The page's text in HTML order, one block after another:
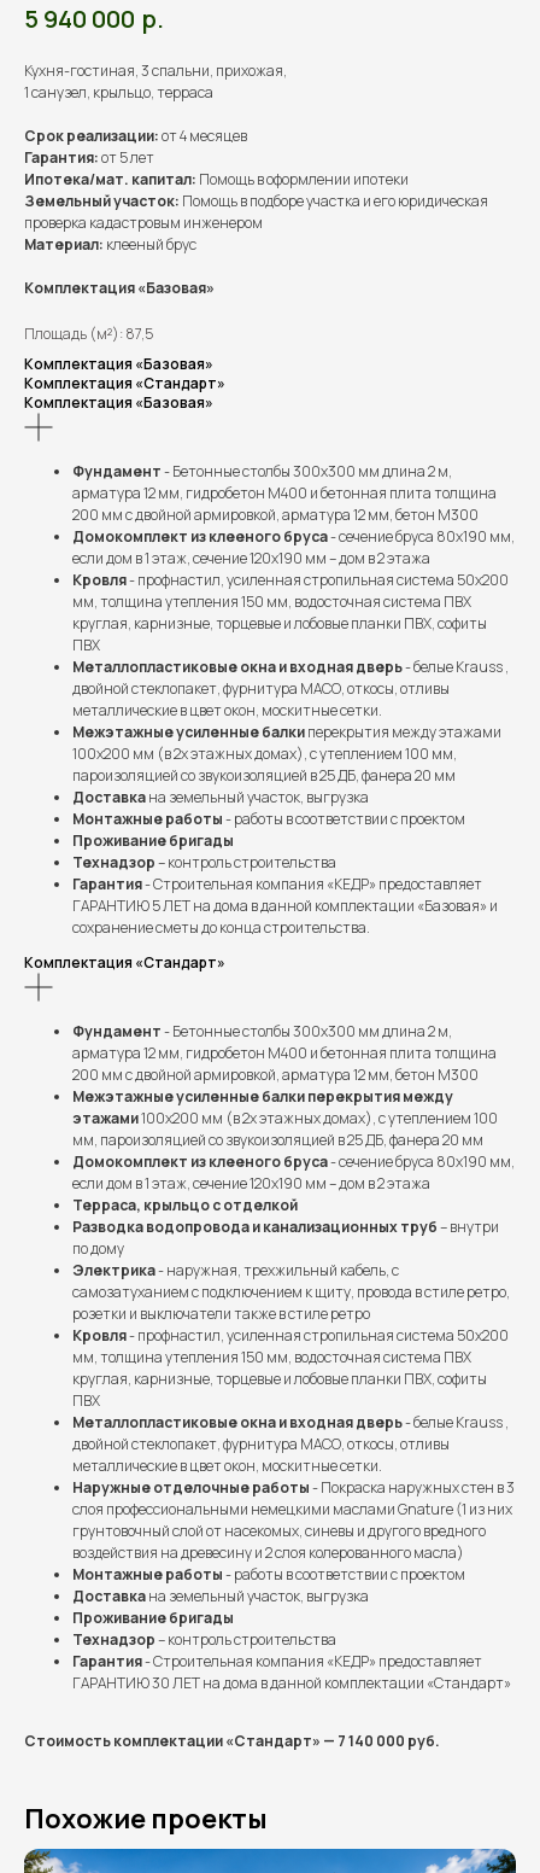
5 940 000 р.
Кухня-гостиная, 3 спальни, прихожая,
1 санузел, крыльцо, терраса
Срок реализации:от 4 месяцев
Гарантия:от 5 лет
Ипотека/мат. капитал: Помощь в оформлении ипотеки
Земельный участок: Помощь в подборе участка и его юридическая
проверка кадастровым инженером
Материал: клееный брус
Комплектация «Базовая»
Площадь (м²): 87,5
Комплектация «Базовая»
Комплектация «Стандарт»
Комплектация «Базовая»
Фундамент- Бетонные столбы 300х300 мм длина 2 м,
арматура 12 мм, гидробетон М400 и бетонная плита толщина
200 мм с двойной армировкой, арматура 12 мм, бетон М300
Домокомплект из клееного бруса- сечение бруса 80х190 мм,
если дом в 1 этаж, сечение 120х190 мм – дом в 2 этажа
Кровля- профнастил, усиленная стропильная система 50х200
мм, толщина утепления 150 мм, водосточная система ПВХ
круглая, карнизные, торцевые и лобовые планки ПВХ, софиты
ПВХ
Металлопластиковые окна и входная дверь- белые Krauss ,
двойной стеклопакет, фурнитура МАСО, откосы, отливы
металлические в цвет окон, москитные сетки.
Межэтажные усиленные балкиперекрытия между этажами
100х200 мм (в 2х этажных домах), с утеплением 100 мм,
пароизоляцией со звукоизоляцией в 25 ДБ, фанера 20 мм
Доставкана земельный участок, выгрузка
Монтажные работы- работы в соответствии с проектом
Проживание бригады
Технадзор– контроль строительства
Гарантия- Строительная компания «КЕДР» предоставляет
ГАРАНТИЮ 5 ЛЕТ на дома в данной комплектации «Базовая» и
сохранение сметы до конца строительства.
Комплектация «Стандарт»
Фундамент- Бетонные столбы 300х300 мм длина 2 м,
арматура 12 мм, гидробетон М400 и бетонная плита толщина
200 мм с двойной армировкой, арматура 12 мм, бетон М300
Межэтажные усиленные балки перекрытия между
этажами100х200 мм (в 2х этажных домах), с утеплением 100
мм, пароизоляцией со звукоизоляцией в 25 ДБ, фанера 20 мм
Домокомплект из клееного бруса- сечение бруса 80х190 мм,
если дом в 1 этаж, сечение 120х190 мм – дом в 2 этажа
Терраса, крыльцо с отделкой
Разводка водопровода и канализационных труб– внутри
по дому
Электрика- наружная, трехжильный кабель, с
самозатуханием с подключением к щиту, провода в стиле ретро,
розетки и выключатели также в стиле ретро
Кровля- профнастил, усиленная стропильная система 50х200
мм, толщина утепления 150 мм, водосточная система ПВХ
круглая, карнизные, торцевые и лобовые планки ПВХ, софиты
ПВХ
Металлопластиковые окна и входная дверь- белые Krauss ,
двойной стеклопакет, фурнитура МАСО, откосы, отливы
металлические в цвет окон, москитные сетки.
Наружные отделочные работы- Покраска наружных стен в 3
слоя профессиональными немецкими маслами Gnature (1 из них
грунтовочный слой от насекомых, синевы и другого вредного
воздействия на древесину и 2 слоя колерованного масла)
Монтажные работы- работы в соответствии с проектом
Доставкана земельный участок, выгрузка
Проживание бригады
Технадзор– контроль строительства
Гарантия- Строительная компания «КЕДР» предоставляет
ГАРАНТИЮ 30 ЛЕТ на дома в данной комплектации «Стандарт»
Стоимость комплектации «Стандарт» — 7 140 000 руб.
Похожие проекты
Более 100 семей уже
вместе с нами
Выполненные проекты